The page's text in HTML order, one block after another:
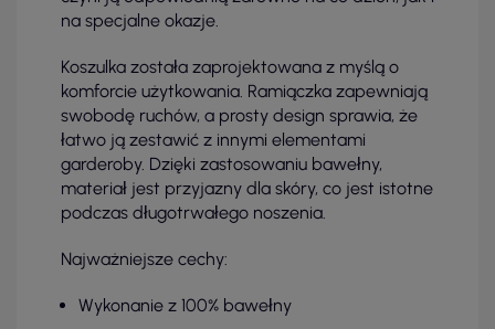
na specjalne okazje.
Koszulka została zaprojektowana z myślą o
komforcie użytkowania. Ramiączka zapewniają
swobodę ruchów, a prosty design sprawia, że
łatwo ją zestawić z innymi elementami
garderoby. Dzięki zastosowaniu bawełny,
materiał jest przyjazny dla skóry, co jest istotne
podczas długotrwałego noszenia.
Najważniejsze cechy:
Wykonanie z 100% bawełny